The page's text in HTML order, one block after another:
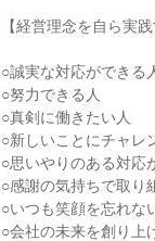
【経営理念を自ら実
○誠実な対応ができる
○努力できる人
○真剣に働きたい人
○新しいことにチャレ
○思いやりのある対応
○感謝の気持ちで取り
○いつも笑顔を忘れな
○会社の未来を創り上